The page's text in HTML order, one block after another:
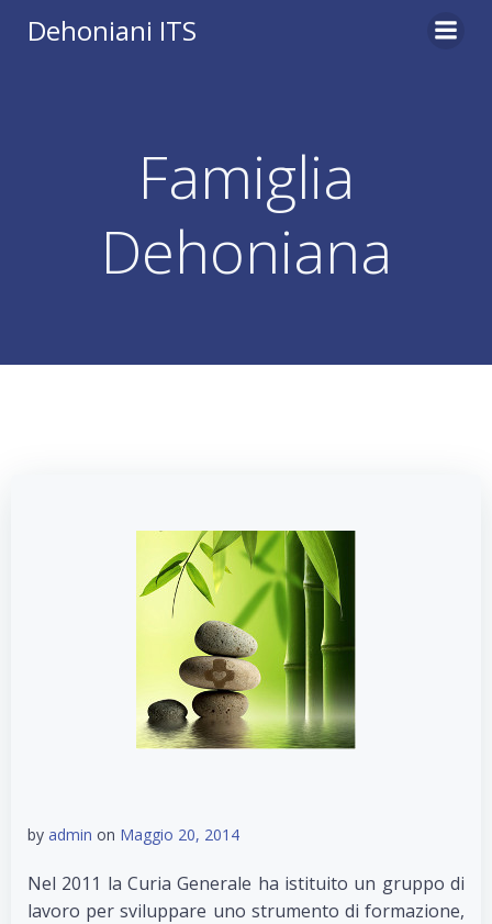
Dehoniani ITS
Famiglia
Dehoniana
by admin on Maggio 20, 2014
Nel 2011 la Curia Generale ha istituito un gruppo di
lavoro per sviluppare uno strumento di formazione,